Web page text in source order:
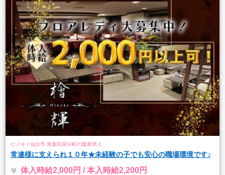
ヒノキ / 仙台市 青葉区国分町の最新求人
常連様に支えられ１０年★未経験の子でも安心の職場環境です♪
体入時給2,000円 / 本入時給2,200円